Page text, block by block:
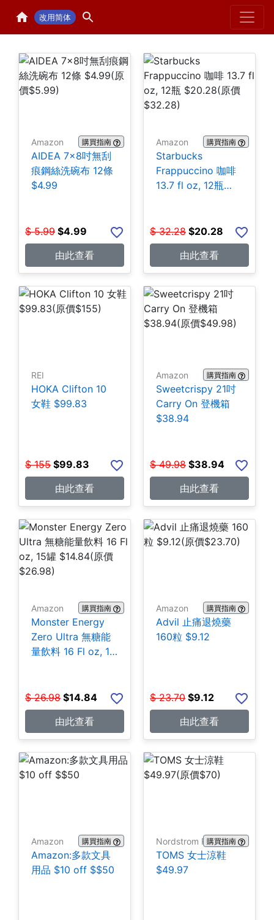
改用简体 Home
Amazon 購買指南
AIDEA 7×8吋無刮
痕鋼絲洗碗布 12條
$4.99
$ 5.99 $4.99
由此查看
Amazon 購買指南
Starbucks
Frappuccino 咖啡
13.7 fl oz, 12瓶
$ 32.28 $20.28
由此查看
REI
HOKA Clifton 10
女鞋 $99.83
$ 155 $99.83
由此查看
Amazon 購買指南
Sweetcrispy 21吋
Carry On 登機箱
$38.94
$ 49.98 $38.94
由此查看
Amazon 購買指南
Monster Energy
Zero Ultra 無糖能
量飲料 16 Fl oz, 15
$ 26.98 $14.84
由此查看
Amazon 購買指南
Advil 止痛退燒藥
160粒 $9.12
$ 23.70 $9.12
由此查看
Amazon 購買指南
Amazon:多款文具
用品 $10 off $$50
Nordstrom Rack購買指南
TOMS 女士涼鞋
$49.97